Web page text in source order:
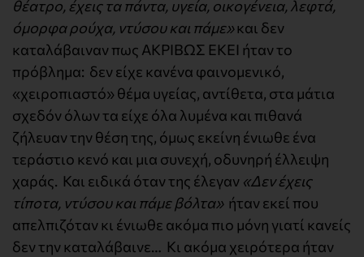
θέατρο, έχεις τα πάντα, υγεία, οικογένεια, λεφτά,
όμορφα ρούχα, ντύσου και πάμε»και δεν
καταλάβαιναν πως ΑΚΡΙΒΩΣ ΕΚΕΙ ήταν το
πρόβλημα: δεν είχε κανένα φαινομενικό,
«χειροπιαστό» θέμα υγείας, αντίθετα, στα μάτια
σχεδόν όλων τα είχε όλα λυμένα και πιθανά
ζήλευαν την θέση της, όμως εκείνη ένιωθε ένα
τεράστιο κενό και μια συνεχή, οδυνηρή έλλειψη
χαράς. Και ειδικά όταν της έλεγαν «Δεν έχεις
τίποτα, ντύσου και πάμε βόλτα» ήταν εκεί που
απελπιζόταν κι ένιωθε ακόμα πιο μόνη γιατί κανείς
δεν την καταλάβαινε… Κι ακόμα χειρότερα ήταν